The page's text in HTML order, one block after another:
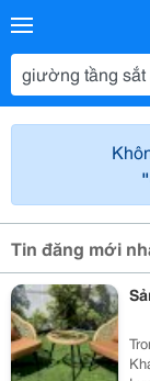
Tin đăng mới